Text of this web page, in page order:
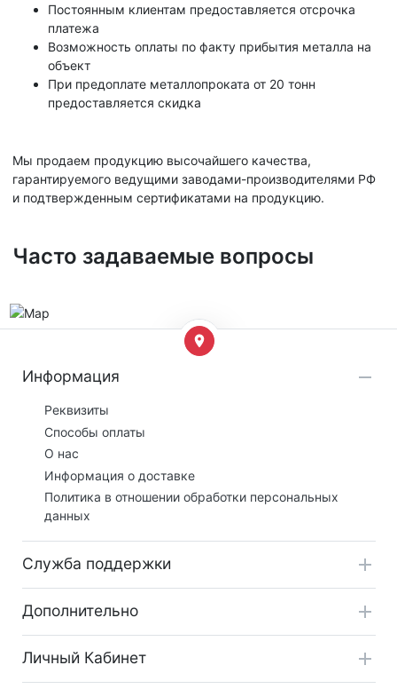
Постоянным клиентам предоставляется отсрочка
платежа
Возможность оплаты по факту прибытия металла на
объект
При предоплате металлопроката от 20 тонн
предоставляется скидка
Мы продаем продукцию высочайшего качества,
гарантируемого ведущими заводами-производителями РФ
и подтвержденным сертификатами на продукцию.
Часто задаваемые вопросы
Информация
Реквизиты
Способы оплаты
О нас
Информация о доставке
Политика в отношении обработки персональных
данных
Служба поддержки
Дополнительно
Личный Кабинет